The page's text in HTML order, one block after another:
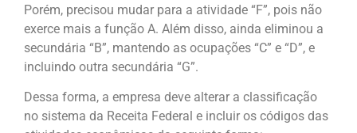
Porém, precisou mudar para a atividade “F”, pois não
exerce mais a função A. Além disso, ainda eliminou a
secundária “B”, mantendo as ocupações “C” e “D”, e
incluindo outra secundária “G”.
Dessa forma, a empresa deve alterar a classificação
no sistema da Receita Federal e incluir os códigos das